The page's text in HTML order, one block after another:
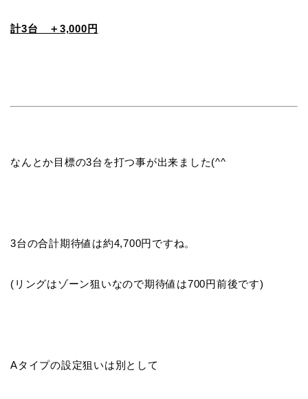
計3台 ＋3,000円
なんとか目標の3台を打つ事が出来ました(^^ゞ
3台の合計期待値は約4,700円ですね。
(リングはゾーン狙いなので期待値は700円前後です)
Aタイプの設定狙いは別として